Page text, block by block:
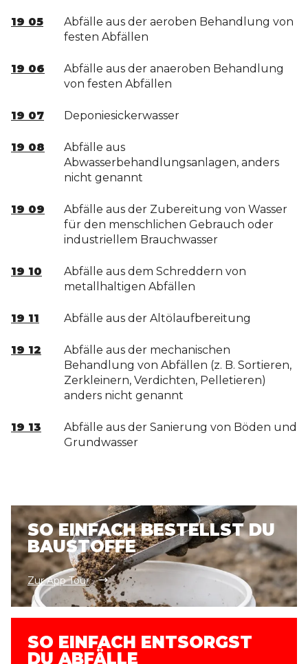
19 05
Abfälle aus der aeroben Behandlung von
festen Abfällen
19 06
Abfälle aus der anaeroben Behandlung
von festen Abfällen
19 07 Deponiesickerwasser
19 08
Abfälle aus
Abwasserbehandlungsanlagen, anders
nicht genannt
19 09
Abfälle aus der Zubereitung von Wasser
für den menschlichen Gebrauch oder
industriellem Brauchwasser
19 10
Abfälle aus dem Schreddern von
metallhaltigen Abfällen
19 11 Abfälle aus der Altölaufbereitung
19 12
Abfälle aus der mechanischen
Behandlung von Abfällen (z. B. Sortieren,
Zerkleinern, Verdichten, Pelletieren)
anders nicht genannt
19 13
Abfälle aus der Sanierung von Böden und
Grundwasser
SO EINFACH BESTELLST DU
BAUSTOFFE
Zur App Tour
SO EINFACH ENTSORGST
DU ABFÄLLE